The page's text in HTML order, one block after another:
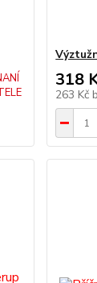
318
263 Kč